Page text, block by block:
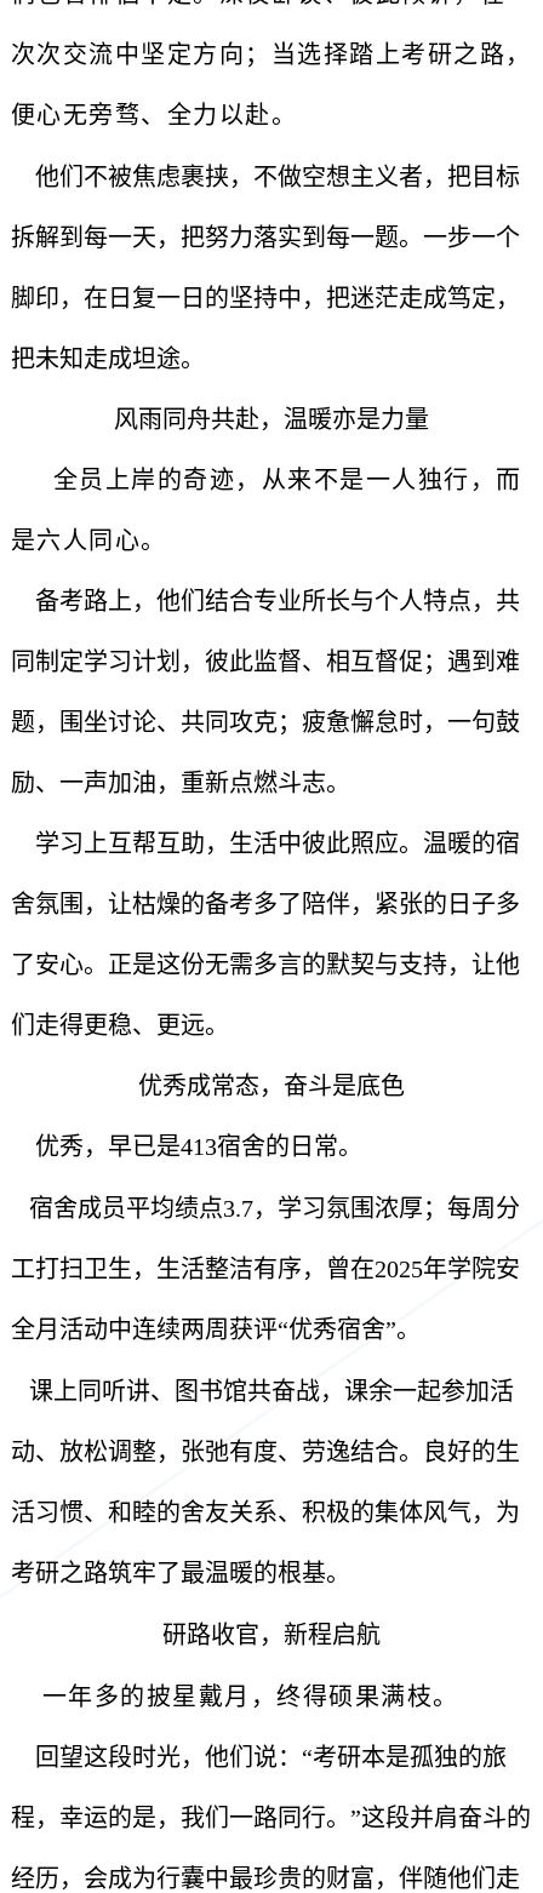
次次交流中坚定方向；当选择踏上考研之路，
便心无旁骛、全力以赴。
他们不被焦虑裹挟，不做空想主义者，把目标
拆解到每一天，把努力落实到每一题。一步一个
脚印，在日复一日的坚持中，把迷茫走成笃定，
把未知走成坦途。
风雨同舟共赴，温暖亦是力量
全员上岸的奇迹，从来不是一人独行，而
是六人同心。
备考路上，他们结合专业所长与个人特点，共
同制定学习计划，彼此监督、相互督促；遇到难
题，围坐讨论、共同攻克；疲惫懈怠时，一句鼓
励、一声加油，重新点燃斗志。
学习上互帮互助，生活中彼此照应。温暖的宿
舍氛围，让枯燥的备考多了陪伴，紧张的日子多
了安心。正是这份无需多言的默契与支持，让他
们走得更稳、更远。
优秀成常态，奋斗是底色
优秀，早已是413宿舍的日常。
宿舍成员平均绩点3.7，学习氛围浓厚；每周分
工打扫卫生，生活整洁有序，曾在2025年学院安
全月活动中连续两周获评“优秀宿舍”。
课上同听讲、图书馆共奋战，课余一起参加活
动、放松调整，张弛有度、劳逸结合。良好的生
活习惯、和睦的舍友关系、积极的集体风气，为
考研之路筑牢了最温暖的根基。
研路收官，新程启航
一年多的披星戴月，终得硕果满枝。
回望这段时光，他们说：“考研本是孤独的旅
程，幸运的是，我们一路同行。”这段并肩奋斗的
经历，会成为行囊中最珍贵的财富，伴随他们走